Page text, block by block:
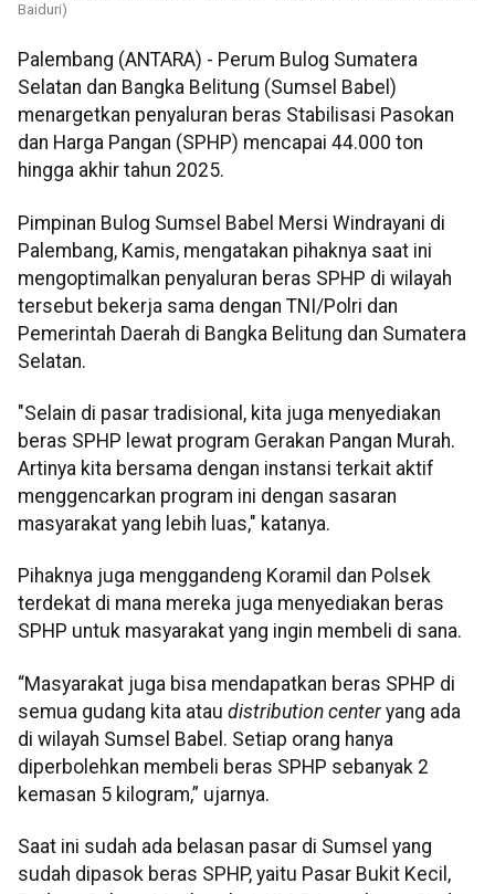
Baiduri)
Palembang (ANTARA) - Perum Bulog Sumatera
Selatan dan Bangka Belitung (Sumsel Babel)
menargetkan penyaluran beras Stabilisasi Pasokan
dan Harga Pangan (SPHP) mencapai 44.000 ton
hingga akhir tahun 2025.
Pimpinan Bulog Sumsel Babel Mersi Windrayani di
Palembang, Kamis, mengatakan pihaknya saat ini
mengoptimalkan penyaluran beras SPHP di wilayah
tersebut bekerja sama dengan TNI/Polri dan
Pemerintah Daerah di Bangka Belitung dan Sumatera
Selatan.
"Selain di pasar tradisional, kita juga menyediakan
beras SPHP lewat program Gerakan Pangan Murah.
Artinya kita bersama dengan instansi terkait aktif
menggencarkan program ini dengan sasaran
masyarakat yang lebih luas," katanya.
Pihaknya juga menggandeng Koramil dan Polsek
terdekat di mana mereka juga menyediakan beras
SPHP untuk masyarakat yang ingin membeli di sana.
“Masyarakat juga bisa mendapatkan beras SPHP di
semua gudang kita atau distribution centeryang ada
di wilayah Sumsel Babel. Setiap orang hanya
diperbolehkan membeli beras SPHP sebanyak 2
kemasan 5 kilogram,” ujarnya.
Saat ini sudah ada belasan pasar di Sumsel yang
sudah dipasok beras SPHP, yaitu Pasar Bukit Kecil,